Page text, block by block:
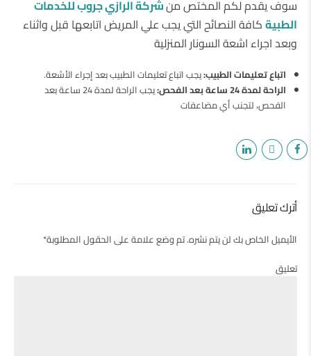
سوف يقدم لكم المختص منشركة الرازي جروب للخدمات
الطبيةكافة النصائح التي يجب علي المريض اتابعها قبل واثناء
وبعد اجراء اشعة السونار المنزلية
اتباع تعليمات الطبيب:يجب اتباع تعليمات الطبيب بعد إجراء الأشعة.
الراحة لمدة 24 ساعة بعد الفحص:
يجب الراحة لمدة 24 ساعة بعد
الفحص، لتجنب أي مضاعفات
أترك تعليق
الأيميل الخاص بك لن يتم نشره. تم وضع علامة على الحقول المطلوبة*
تعليق